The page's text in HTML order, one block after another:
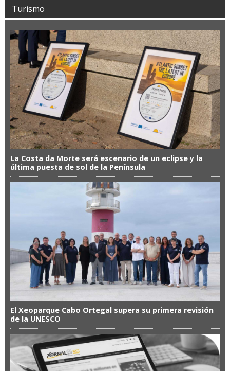
Turismo
La Costa da Morte será escenario de un eclipse y la
última puesta de sol de la Península
El Xeoparque Cabo Ortegal supera su primera revisión
de la UNESCO